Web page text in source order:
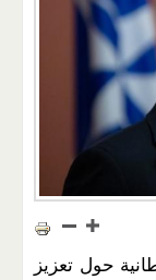
حول تعزيز